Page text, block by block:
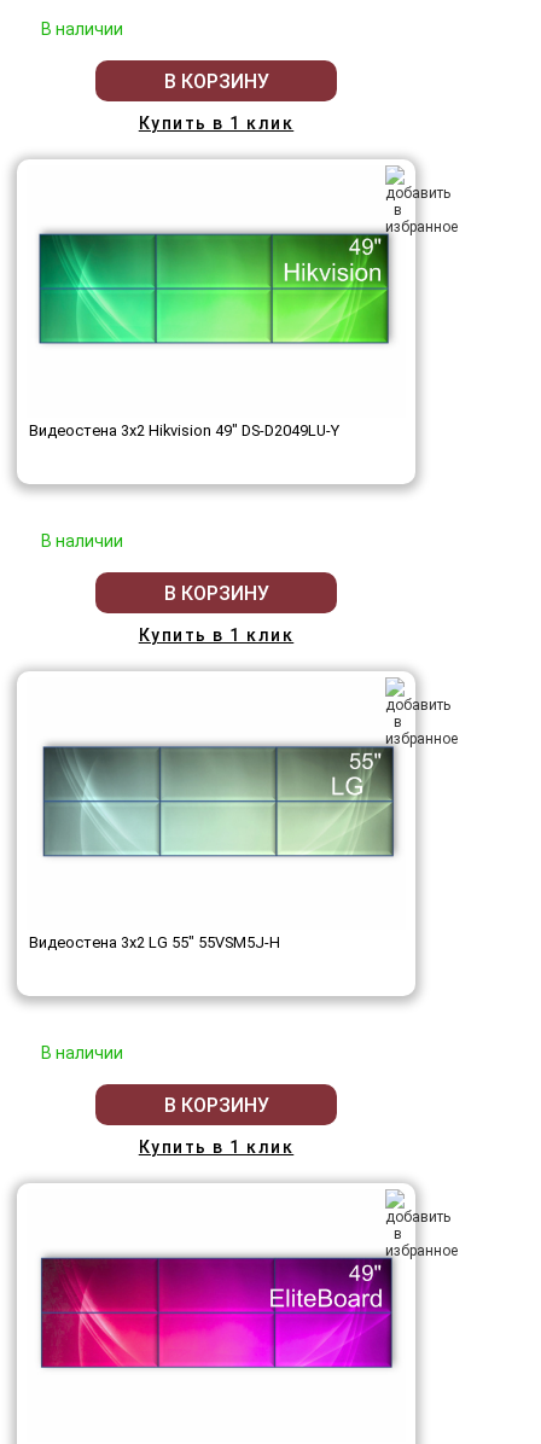
В наличии
В КОРЗИНУ
Купить в 1 клик
Видеостена 3x2 Hikvision 49" DS-D2049LU-Y
В наличии
В КОРЗИНУ
Купить в 1 клик
Видеостена 3x2 LG 55" 55VSM5J-H
В наличии
В КОРЗИНУ
Купить в 1 клик